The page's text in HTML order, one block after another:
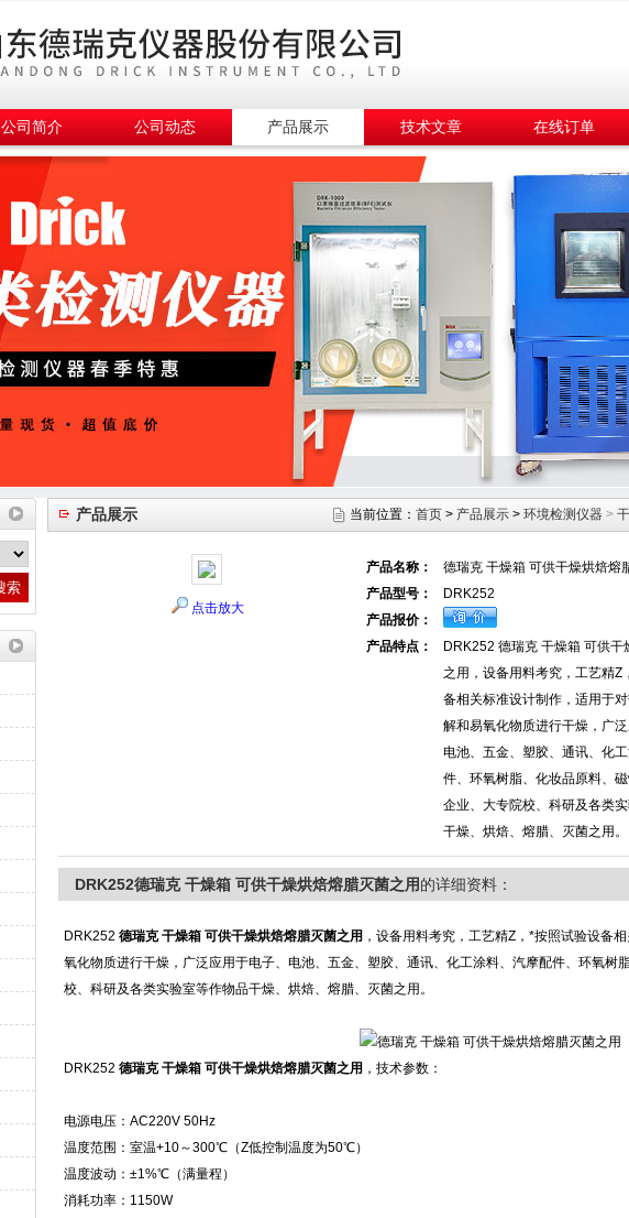
公司简介 公司动态 产品展示 技术文章 在线订单
产品展示 当前位置： 首页 > 产品展示 > 环境检测仪器 >
点击放大
产品名称：
德瑞克 干燥箱 可供干燥烘焙熔
产品型号：
DRK252
产品报价：
产品特点：
DRK252 德瑞克 干燥箱 可供干
之用，设备用料考究，工艺精Z
备相关标准设计制作，适用于
解和易氧化物质进行干燥，广
电池、五金、塑胶、通讯、化
件、环氧树脂、化妆品原料、
企业、大专院校、科研及各类
干燥、烘焙、熔腊、灭菌之用。
DRK252德瑞克 干燥箱 可供干燥烘焙熔腊灭菌之用的详细资料：
DRK252 德瑞克 干燥箱 可供干燥烘焙熔腊灭菌之用 ，设备用料考究，工艺精Z，*按照试验设备
氧化物质进行干燥，广泛应用于电子、电池、五金、塑胶、通讯、化工涂料、汽摩配件、环氧树
校、科研及各类实验室等作物品干燥、烘焙、熔腊、灭菌之用。
DRK252 德瑞克 干燥箱 可供干燥烘焙熔腊灭菌之用 ，技术参数：
电源电压：AC220V 50Hz
温度范围：室温+10～300℃（Z低控制温度为50℃）
温度波动：±1%℃（满量程）
消耗功率：1150W